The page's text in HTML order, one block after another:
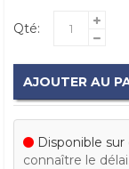
Qté:
AJOUTER AU
Disponible
connaître le délai.